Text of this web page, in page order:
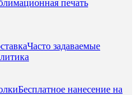
печать
Часто задаваемые
Бесплатное нанесение на